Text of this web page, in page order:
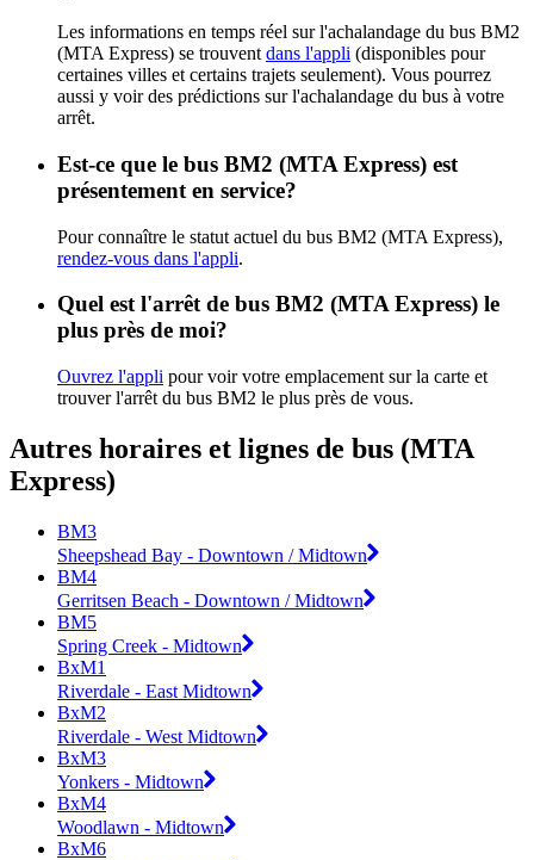
Les informations en temps réel sur l'achalandage du bus BM2
(MTA Express) se trouvent dans l'appli (disponibles pour
certaines villes et certains trajets seulement). Vous pourrez
aussi y voir des prédictions sur l'achalandage du bus à votre
arrêt.
Est-ce que le bus BM2 (MTA Express) est
présentement en service?
Pour connaître le statut actuel du bus BM2 (MTA Express),
rendez-vous dans l'appli.
Quel est l'arrêt de bus BM2 (MTA Express) le
plus près de moi?
Ouvrez l'appli pour voir votre emplacement sur la carte et
trouver l'arrêt du bus BM2 le plus près de vous.
Autres horaires et lignes de bus (MTA
Express)
BM3
Sheepshead Bay - Downtown / Midtown
BM4
Gerritsen Beach - Downtown / Midtown
BM5
Spring Creek - Midtown
BxM1
Riverdale - East Midtown
BxM2
Riverdale - West Midtown
BxM3
Yonkers - Midtown
BxM4
Woodlawn - Midtown
BxM6